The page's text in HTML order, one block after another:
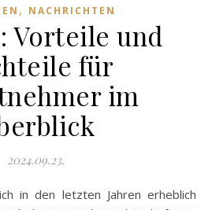
, NACHRICHTEN
Vorteile und
für
im
2024.09.23.